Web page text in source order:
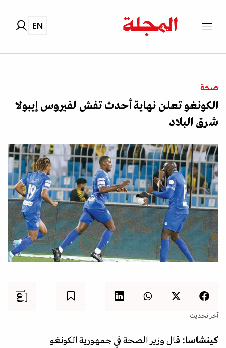
EN
صحة
الكونغو تعلن نهاية أحدث تفش لفيروس إيبولا
شرق البلاد
آخر تحديث
كينشاسا: قال وزير الصحة في جمهورية الكونغو